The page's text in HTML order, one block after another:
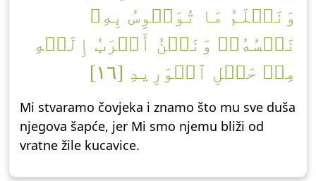
وَنَعۡلَمُ مَا تُوَسۡوِسُ بِهِۦ
نَفۡسُهُۥۖ وَنَحۡنُ أَقۡرَبُ إِلَيۡهِ
مِنۡ حَبۡلِ ٱلۡوَرِيدِ [١٦]
Mi stvaramo čovjeka i znamo što mu sve duša
njegova šapće, jer Mi smo njemu bliži od
vratne žile kucavice.